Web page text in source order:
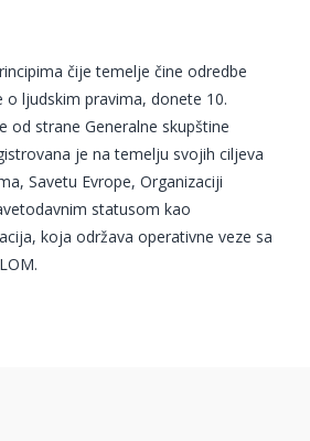
čije temelje čine odredbe
o ljudskim pravima, donete 10.
od strane Generalne skupštine
je na temelju svojih ciljeva
Savetu Evrope, Organizaciji
statusom kao
koja održava operativne veze sa